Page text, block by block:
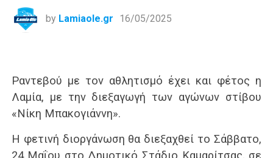
by Lamiaole.gr 16/05/2025
Ραντεβού με τον αθλητισμό έχει και φέτος η
Λαμία, με την διεξαγωγή των αγώνων στίβου
«Νίκη Μπακογιάννη».
Η φετινή διοργάνωση θα διεξαχθεί το Σάββατο,
24 Μαΐου στο Δημοτικό Στάδιο Καμαρίτσας, σε